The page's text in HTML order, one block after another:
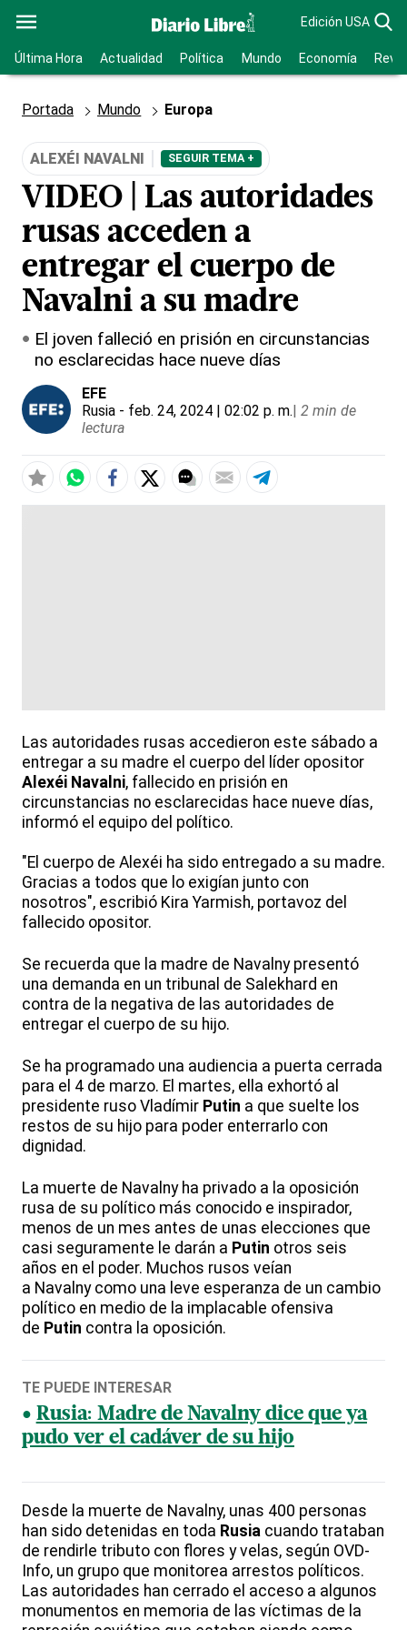
Edición USA
Última Hora Actualidad Política Mundo Economía
Portada Mundo Europa
ALEXÉI NAVALNI SEGUIR TEMA +
VIDEO | Las autoridades
rusas acceden a
entregar el cuerpo de
Navalni a su madre
El joven falleció en prisión en circunstancias
no esclarecidas hace nueve días
EFE
Rusia - feb. 24, 2024 | 02:02 p. m.| 2 min de
lectura
Las autoridades rusas accedieron este sábado a
entregar a su madre el cuerpo del líder opositor
Alexéi Navalni, fallecido en prisión en
circunstancias no esclarecidas hace nueve días,
informó el equipo del político.
"El cuerpo de Alexéi ha sido entregado a su madre.
Gracias a todos que lo exigían junto con
nosotros", escribió Kira Yarmish, portavoz del
fallecido opositor.
Se recuerda que la madre de Navalny presentó
una demanda en un tribunal de Salekhard en
contra de la negativa de las autoridades de
entregar el cuerpo de su hijo.
Se ha programado una audiencia a puerta cerrada
para el 4 de marzo. El martes, ella exhortó al
presidente ruso Vladímir Putin a que suelte los
restos de su hijo para poder enterrarlo con
dignidad.
La muerte de Navalny ha privado a la oposición
rusa de su político más conocido e inspirador,
menos de un mes antes de unas elecciones que
casi seguramente le darán a Putin otros seis
años en el poder. Muchos rusos veían
a Navalny como una leve esperanza de un cambio
político en medio de la implacable ofensiva
de Putin contra la oposición.
TE PUEDE INTERESAR
Rusia: Madre de Navalny dice que ya
pudo ver el cadáver de su hijo
Desde la muerte de Navalny, unas 400 personas
han sido detenidas en toda Rusia cuando trataban
de rendirle tributo con flores y velas, según OVD-
Info, un grupo que monitorea arrestos políticos.
Las autoridades han cerrado el acceso a algunos
monumentos en memoria de las víctimas de la